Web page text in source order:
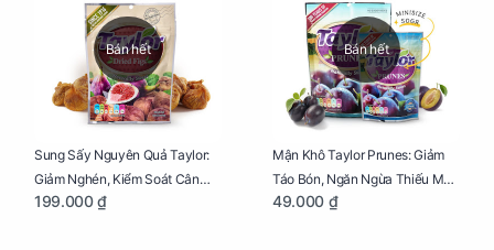
Bán hết
Sung Sấy Nguyên Quả Taylor:
Giảm Nghén, Kiểm Soát Cân
Nặng Cho Mẹ Bầu Túi 190g
199.000 ₫
Bán hết
Mận Khô Taylor Prunes: Giảm
Táo Bón, Ngăn Ngừa Thiếu Máu
Cho Mẹ Bầu Túi 50g
49.000 ₫